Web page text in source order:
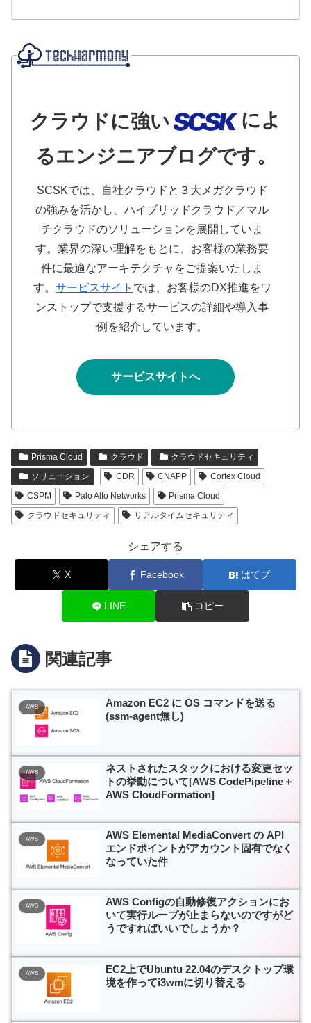
クラウドに強い
によ
るエンジニアブログです。
SCSKでは、自社クラウドと３大メガクラウド
の強みを活かし、ハイブリッドクラウド／マル
チクラウドのソリューションを展開していま
す。業界の深い理解をもとに、お客様の業務要
件に最適なアーキテクチャをご提案いたしま
す。 サービスサイト では、お客様のDX推進をワ
ンストップで支援するサービスの詳細や導入事
例を紹介しています。
サービスサイトへ
Prisma Cloud クラウド
クラウドセキュリティ
ソリューション
CDR CNAPP
Cortex Cloud
CSPM
Palo Alto Networks
Prisma Cloud
クラウドセキュリティ
リアルタイムセキュリティ
シェアする
X Facebook はてブ
LINE コピー
関連記事
AWS
Amazon EC2 に OS コマンドを送る
(ssm-agent無し)
AWS
ネストされたスタックにおける変更セッ
トの挙動について[AWS CodePipeline＋
AWS CloudFormation]
AWS
AWS Elemental MediaConvert の API
エンドポイントがアカウント固有でなく
なっていた件
AWS
AWS Configの自動修復アクションにお
いて実行ループが止まらないのですがど
うですればいいでしょうか？
AWS
EC2上でUbuntu 22.04のデスクトップ環
境を作ってi3wmに切り替える